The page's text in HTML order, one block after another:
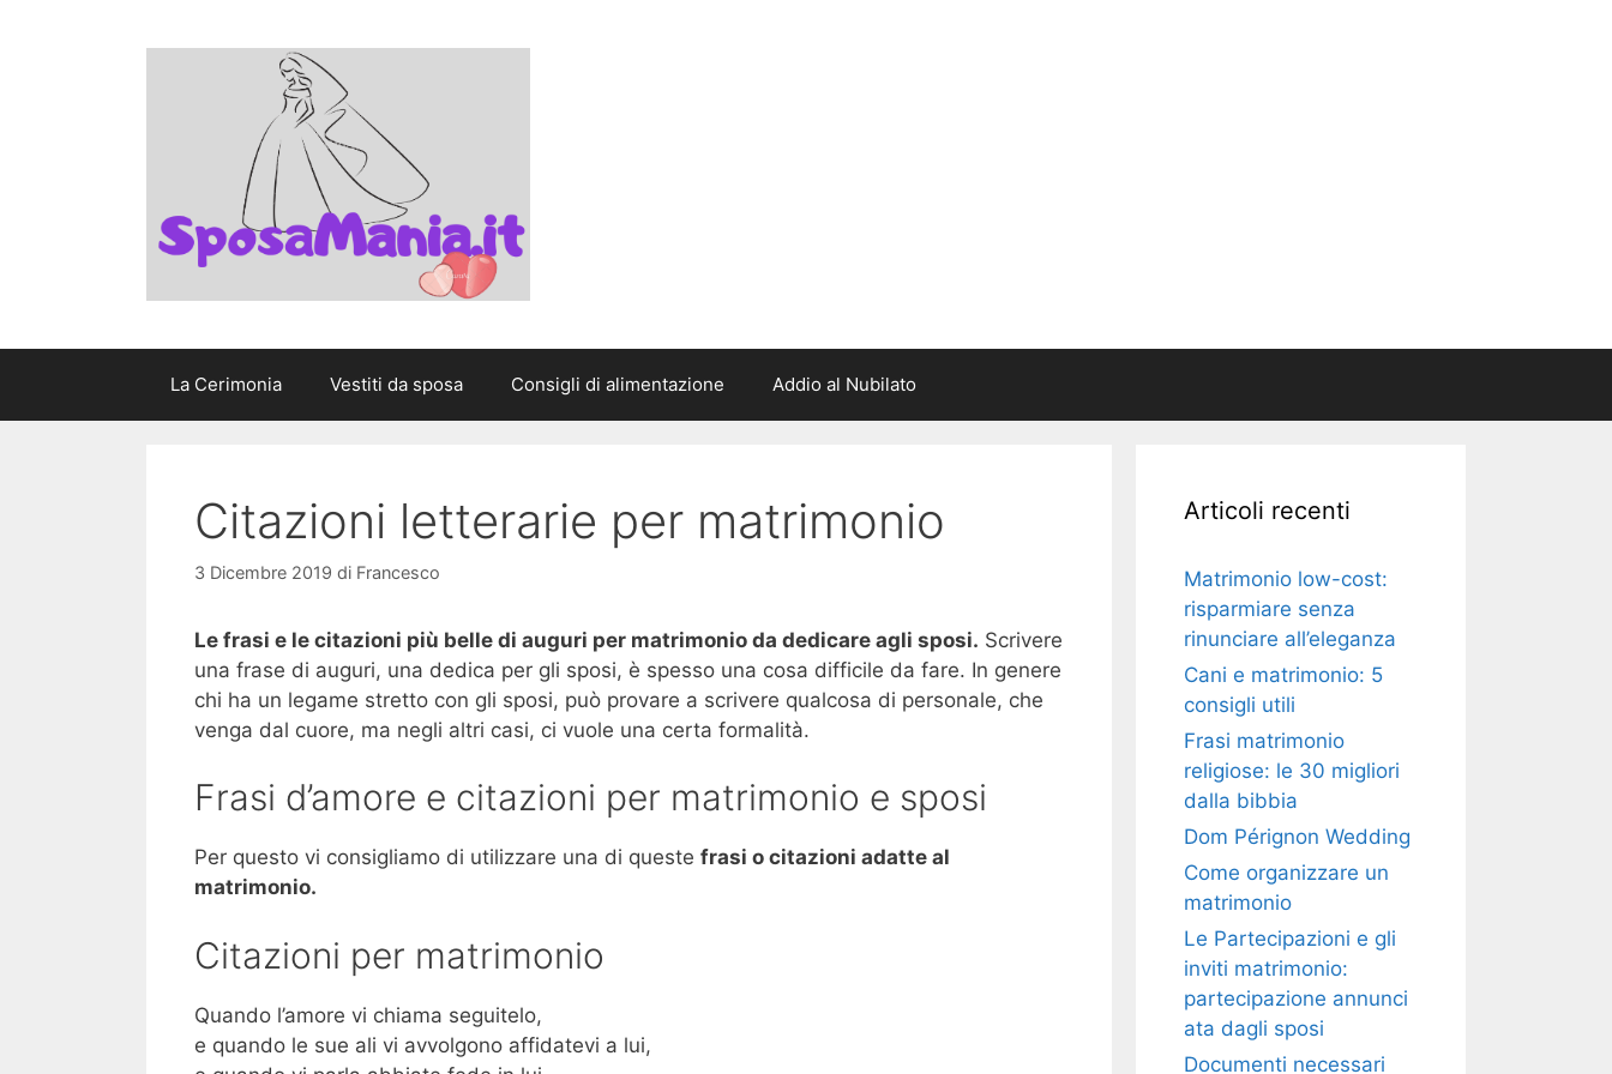
La Cerimonia Vestiti da sposa Consigli di alimentazione Addio al Nubilato
Citazioni letterarie per matrimonio
3 Dicembre 2019 di Francesco
Le frasi e le citazioni più belle di auguri per matrimonio da dedicare agli sposi. Scrivere
una frase di auguri, una dedica per gli sposi, è spesso una cosa difficile da fare. In genere
chi ha un legame stretto con gli sposi, può provare a scrivere qualcosa di personale, che
venga dal cuore, ma negli altri casi, ci vuole una certa formalità.
Frasi d’amore e citazioni per matrimonio e sposi
Per questo vi consigliamo di utilizzare una di queste frasi o citazioni adatte al
matrimonio.
Citazioni per matrimonio
Quando l’amore vi chiama seguitelo,
e quando le sue ali vi avvolgono affidatevi a lui,
Articoli recenti
Matrimonio low-cost:
risparmiare senza
rinunciare all’eleganza
Cani e matrimonio: 5
consigli utili
Frasi matrimonio
religiose: le 30 migliori
dalla bibbia
Dom Pérignon Wedding
Come organizzare un
matrimonio
Le Partecipazioni e gli
inviti matrimonio:
partecipazione annunci
ata dagli sposi
Documenti necessari